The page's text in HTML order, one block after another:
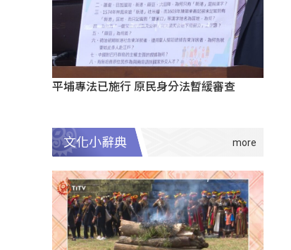
平埔專法已施行 原民身分法暫緩審查
文化小辭典